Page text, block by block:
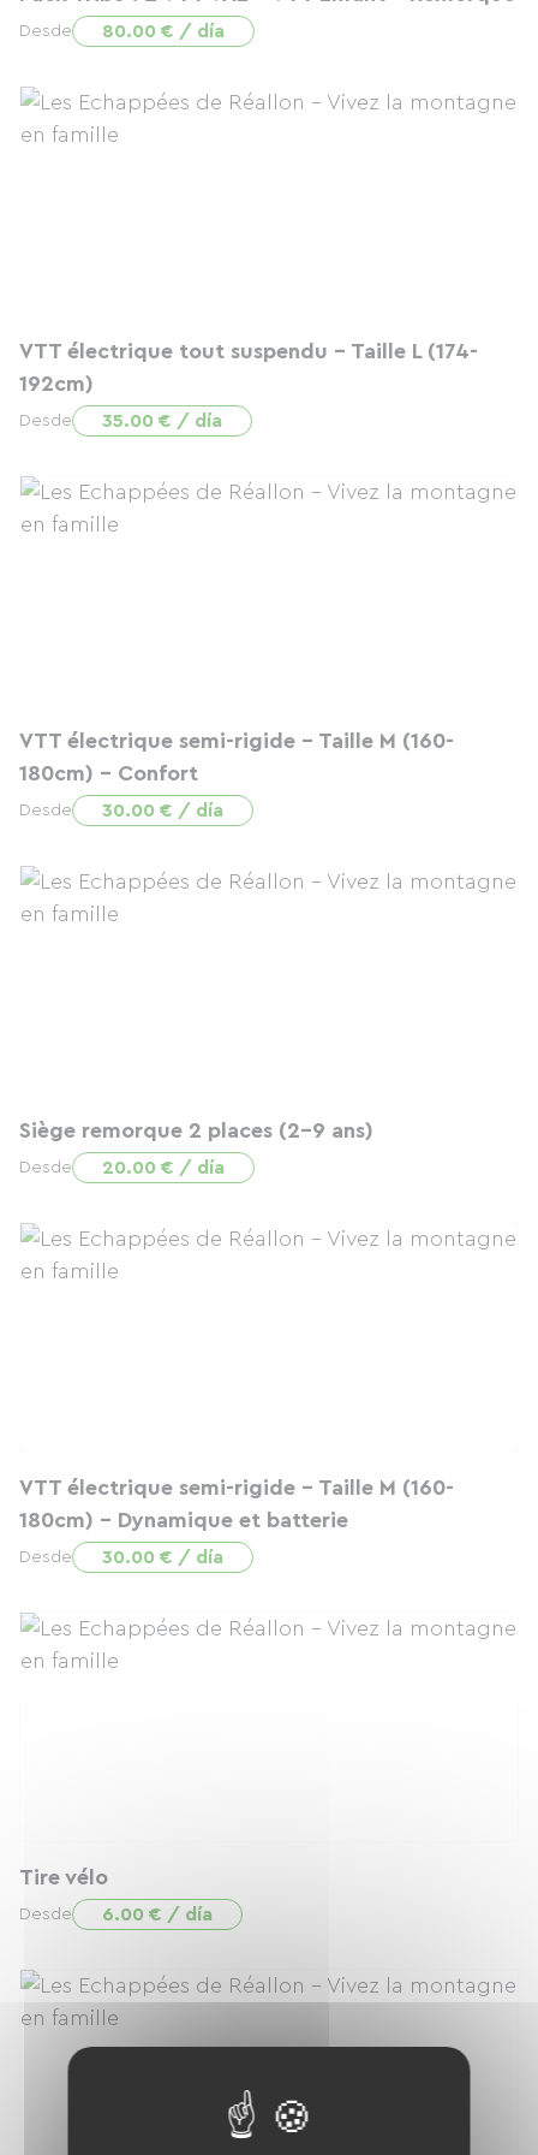
Desde 80.00 € / día
VTT électrique tout suspendu - Taille L (174-
192cm)
Desde 35.00 € / día
VTT électrique semi-rigide - Taille M (160-
180cm) - Confort
Desde 30.00 € / día
Siège remorque 2 places (2-9 ans)
Desde 20.00 € / día
VTT électrique semi-rigide - Taille M (160-
180cm) - Dynamique et batterie
Desde 30.00 € / día
Tire vélo
Desde 6.00 € / día